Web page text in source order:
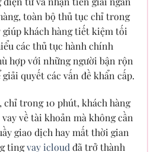
toàn bộ thủ tục chỉ trong
giúp khách hàng tiết kiệm tối
các thủ tục hành chính
hợp với những người bận rộn
quyết các vấn đề khẩn cấp.
trong 10 phút, khách hàng
về tài khoản mà không cần
giao dịch hay mất thời gian
tingvay icloud đã trở thành